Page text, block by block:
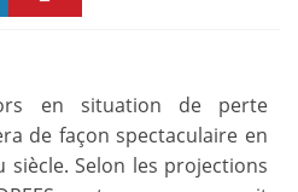
en situation de perte
de façon spectaculaire en
siècle. Selon les projections